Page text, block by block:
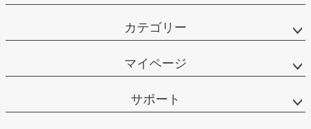
カテゴリー
マイページ
サポート